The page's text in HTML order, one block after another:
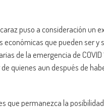
puso a consideración un
que pueden ser
de la emergencia de
quienes aun después de
que permanezca la